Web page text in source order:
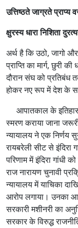
उत्तिष्ठते जाग्रते प्राप्य
क्षुरस्य धारा निशिता
अर्थ है कि उठो, जागो और
प्राप्ति का मार्ग,
दौरान संघ को
होकर नए रूप में देश के
आपातकाल के
स्मरण कराया जाना
न्यायालय ने एक निर्णय
रायबरेली सीट से इंदिरा
परिणाम में इंदिरा गांधी
राज नारायण चुनावी
न्यायालय में याचिका
आरोप लगाया। उनका
सरकारी मशीनरी का
सरकार के विरुद्ध